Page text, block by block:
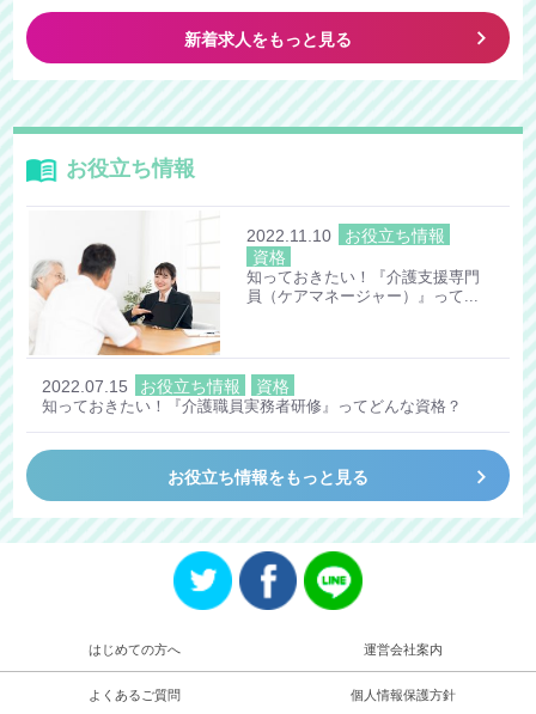
新着求人をもっと見る keyboard_arrow_right
お役立ち情報
2022.11.10
お役立ち情報
資格
知っておきたい！『介護支援専門
員（ケアマネージャー）』って...
2022.07.15 お役立ち情報 資格
知っておきたい！『介護職員実務者研修』ってどんな資格？
お役立ち情報をもっと見る keyboard_arrow_right
はじめての方へ 運営会社案内
よくあるご質問 個人情報保護方針